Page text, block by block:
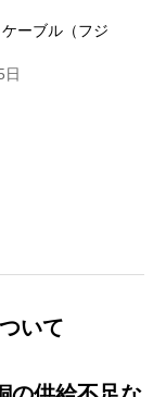
ーブル（フジ
日
いて